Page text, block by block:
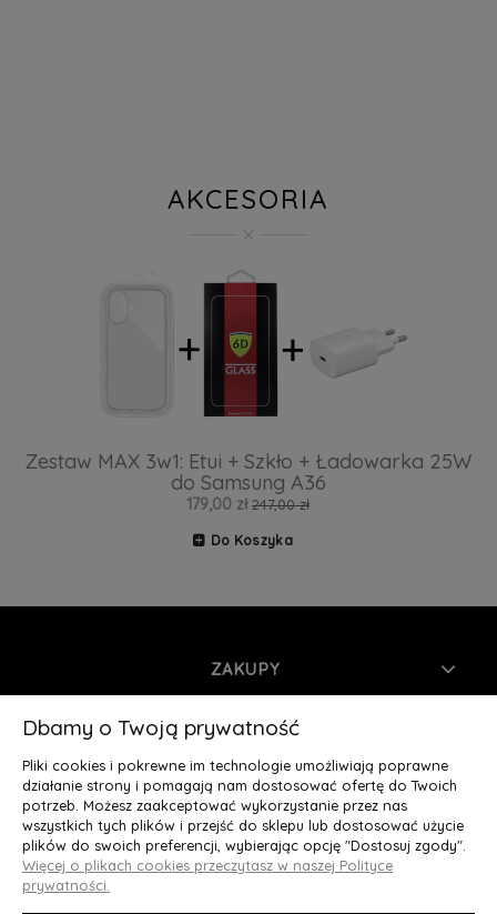
AKCESORIA
Zestaw MAX 3w1: Etui + Szkło + Ładowarka 25W
do Samsung A36
179,00 zł 247,00 zł
Do Koszyka
ZAKUPY
INFORMACJE
MOJE KONTO
O NAS
Deluxury.pl
Dbamy o Twoją prywatność
Pliki cookies i pokrewne im technologie umożliwiają poprawne
działanie strony i pomagają nam dostosować ofertę do Twoich
potrzeb. Możesz zaakceptować wykorzystanie przez nas
wszystkich tych plików i przejść do sklepu lub dostosować użycie
plików do swoich preferencji, wybierając opcję "Dostosuj zgody".
Więcej o plikach cookies przeczytasz w naszej Polityce
prywatności.